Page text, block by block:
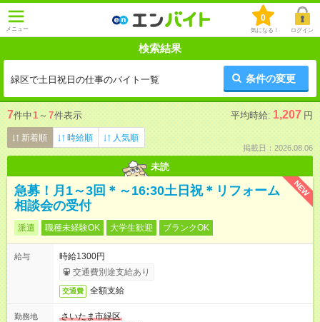
メニュー
0
気になる！ ログイン
検索結果
緑区で土日祝日の仕事のバイト一覧 条件の変更
7件中1 ～ 7件表示 平均時給: 1,207 円
新着順 時給順 人気順
掲載日：2026.08.06
未読
NEW
急募！月1～3回＊～16:30土日祝＊リフォーム
相談会の受付
派遣 職種未経験OK 大学生歓迎 ブランクOK
給与
時給1300円
交通費別途支給あり
交通費 全額支給
勤務地
さいたま市緑区